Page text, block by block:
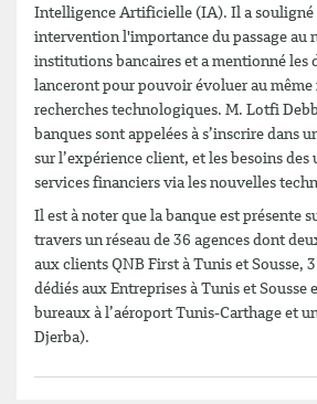
Intelligence Artificielle (IA). Il a souligné
intervention l'importance du passage au
institutions bancaires et a mentionné les
lanceront pour pouvoir évoluer au même
recherches technologiques. M. Lotfi
banques sont appelées à s’inscrire dans
sur l’expérience client, et les besoins des
services financiers via les nouvelles
Il est à noter que la banque est présente
travers un réseau de 36 agences dont
aux clients QNB First à Tunis et Sousse,
dédiés aux Entreprises à Tunis et Sousse
bureaux à l’aéroport Tunis-Carthage et
Djerba).